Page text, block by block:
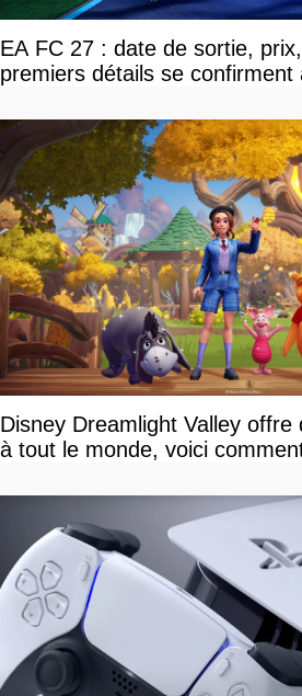
EA FC 27 : date de sortie,
premiers détails se confirment
Disney Dreamlight Valley
à tout le monde, voici